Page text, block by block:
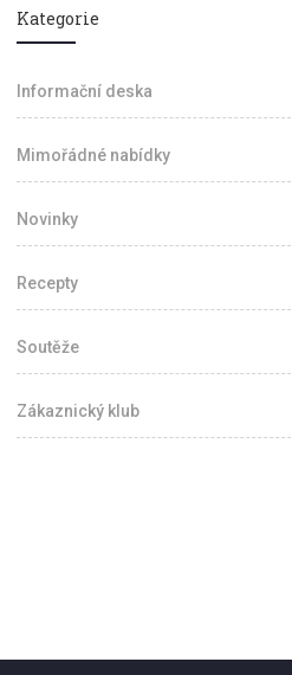
Kategorie
Informační deska
Mimořádné nabídky
Novinky
Recepty
Soutěže
Zákaznický klub